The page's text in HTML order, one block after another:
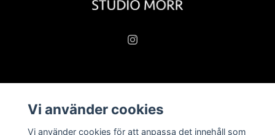
Köpvillkor
Vi använder cookies
Vi använder cookies för att anpassa det innehåll som